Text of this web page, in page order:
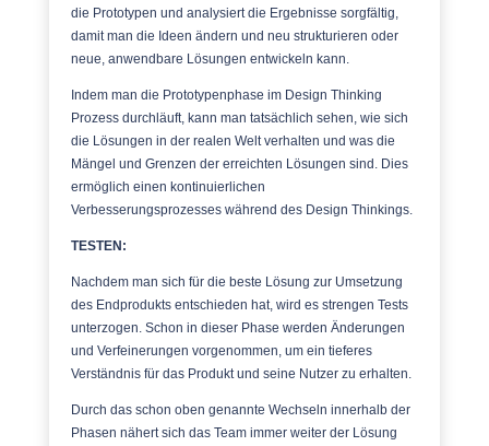
die Prototypen und analysiert die Ergebnisse sorgfältig,
damit man die Ideen ändern und neu strukturieren oder
neue, anwendbare Lösungen entwickeln kann.
Indem man die Prototypenphase im Design Thinking
Prozess durchläuft, kann man tatsächlich sehen, wie sich
die Lösungen in der realen Welt verhalten und was die
Mängel und Grenzen der erreichten Lösungen sind. Dies
ermöglich einen kontinuierlichen
Verbesserungsprozesses während des Design Thinkings.
TESTEN:
Nachdem man sich für die beste Lösung zur Umsetzung
des Endprodukts entschieden hat, wird es strengen Tests
unterzogen. Schon in dieser Phase werden Änderungen
und Verfeinerungen vorgenommen, um ein tieferes
Verständnis für das Produkt und seine Nutzer zu erhalten.
Durch das schon oben genannte Wechseln innerhalb der
Phasen nähert sich das Team immer weiter der Lösung